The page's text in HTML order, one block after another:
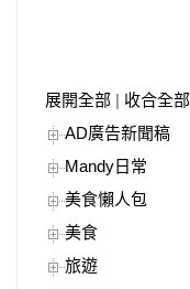
展開全部
收合全部
AD廣告新聞稿
Mandy日常
美食懶人包
美食
旅遊